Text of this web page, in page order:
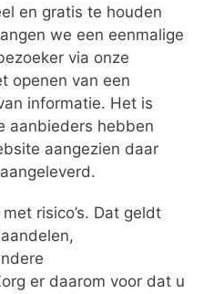
en gratis te houden
we een eenmalige
via onze
openen van een
informatie. Het is
aanbieders hebben
aangezien daar
risico’s. Dat geldt
er daarom voor dat u